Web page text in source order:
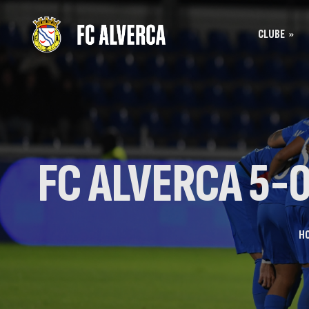
CLUBE
Acreditação
FC ALVERCA